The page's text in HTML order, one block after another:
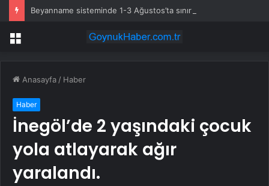
Menü
Anasayfa / Haber
Haber
İnegöl’de 2 yaşındaki çocuk
yola atlayarak ağır
yaralandı.